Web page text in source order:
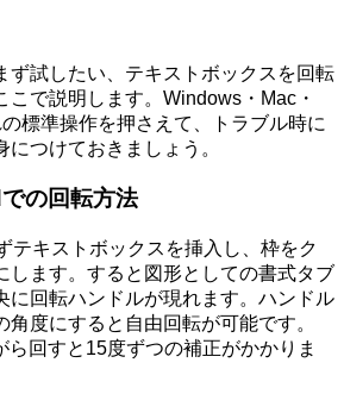
ず試したい、テキストボックスを回転
こで説明します。Windows・Mac・
標準操作を押さえて、トラブル時に
につけておきましょう。
の回転方法
テキストボックスを挿入し、枠をク
します。すると図形としての書式タブ
に回転ハンドルが現れます。ハンドル
角度にすると自由回転が可能です。
ら回すと15度ずつの補正がかかりま